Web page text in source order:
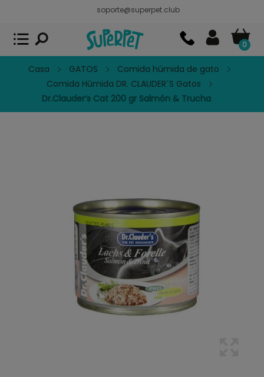
soporte@superpet.club
0
Casa GATOS
Comida húmida de gato
Comida Húmida DR. CLAUDER´S Gatos
Dr.Clauder‘s Cat 200 gr Salmón & Trucha
Superpet, comida para mascotas
APP GRATIS - En Google Play